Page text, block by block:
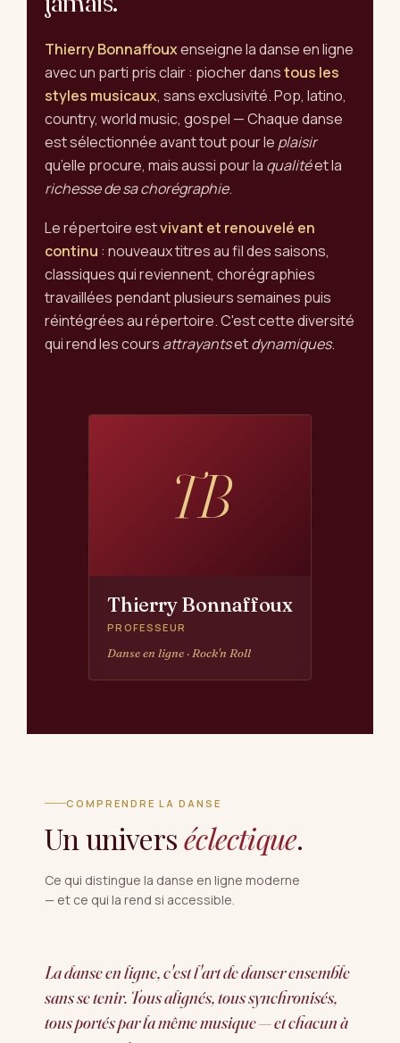
Thierry Bonnaffouxenseigne la danse en ligne
avec un parti pris clair : piocher danstous les
styles musicaux, sans exclusivité. Pop, latino,
country, world music, gospel — Chaque danse
est sélectionnée avant tout pour le plaisir
qu’elle procure, mais aussi pour la qualitéet la
richesse de sa chorégraphie.
Le répertoire estvivant et renouvelé en
continu : nouveaux titres au fil des saisons,
classiques qui reviennent, chorégraphies
travaillées pendant plusieurs semaines puis
réintégrées au répertoire. C'est cette diversité
qui rend les cours attrayantsetdynamiques.
TB
Thierry Bonnaffoux
PROFESSEUR
Danse en ligne · Rock'n Roll
COMPRENDRE LA DANSE
Un universéclectique.
Ce qui distingue la danse en ligne moderne
— et ce qui la rend si accessible.
La danse en ligne, c'est l'art de danser ensemble
sans se tenir. Tous alignés, tous synchronisés,
tous portés par la même musique — et chacun à